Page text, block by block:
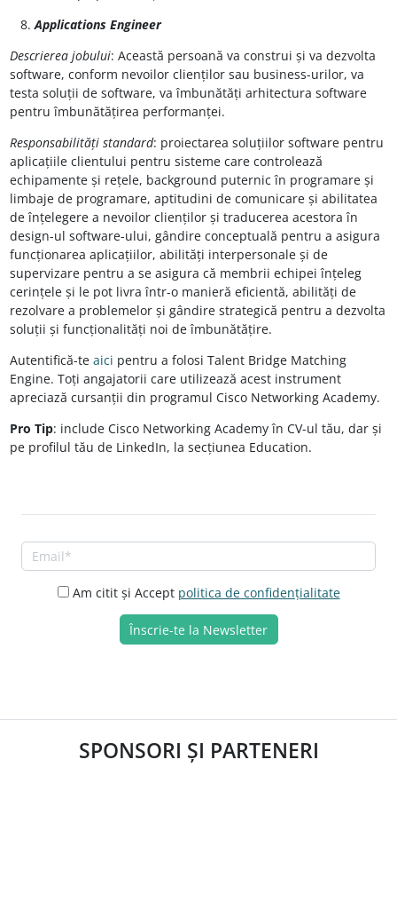
Applications Engineer
Descrierea jobului: Această persoană va construi și va dezvolta
software, conform nevoilor clienților sau business-urilor, va
testa soluții de software, va îmbunătăți arhitectura software
pentru îmbunătățirea performanței.
Responsabilități standard: proiectarea soluțiilor software pentru
aplicațiile clientului pentru sisteme care controlează
echipamente și rețele, background puternic în programare și
limbaje de programare, aptitudini de comunicare și abilitatea
de înțelegere a nevoilor clienților și traducerea acestora în
design-ul software-ului, gândire conceptuală pentru a asigura
funcționarea aplicațiilor, abilități interpersonale și de
supervizare pentru a se asigura că membrii echipei înțeleg
cerințele și le pot livra într-o manieră eficientă, abilități de
rezolvare a problemelor și gândire strategică pentru a dezvolta
soluții și funcționalități noi de îmbunătățire.
Autentifică-te aici pentru a folosi Talent Bridge Matching
Engine. Toți angajatorii care utilizează acest instrument
apreciază cursanții din programul Cisco Networking Academy.
Pro Tip: include Cisco Networking Academy în CV-ul tău, dar și
pe profilul tău de LinkedIn, la secțiunea Education.
Am citit și Accept politica de confidențialitate
SPONSORI ȘI PARTENERI